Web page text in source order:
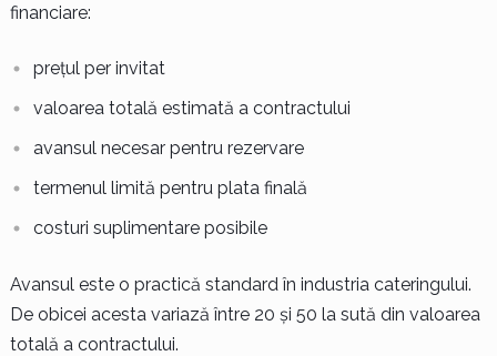
financiare:
prețul per invitat
valoarea totală estimată a contractului
avansul necesar pentru rezervare
termenul limită pentru plata finală
costuri suplimentare posibile
Avansul este o practică standard în industria cateringului.
De obicei acesta variază între 20 și 50 la sută din valoarea
totală a contractului.